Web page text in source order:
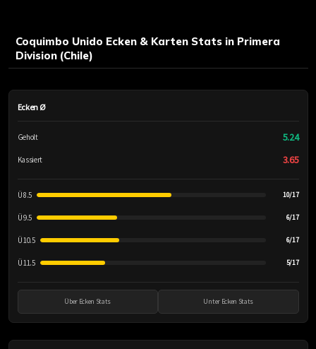
Coquimbo Unido Ecken & Karten Stats in Primera
Division (Chile)
Ecken Ø
Geholt 5.24
Kassiert 3.65
Ü 8.5 10/17
Ü 9.5 6/17
Ü 10.5 6/17
Ü 11.5 5/17
Über Ecken Stats Unter Ecken Stats